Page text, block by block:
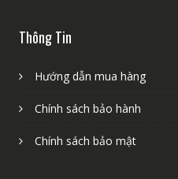
Thông Tin
Hướng dẫn mua hàng
Chính sách bảo hành
Chính sách bảo mật